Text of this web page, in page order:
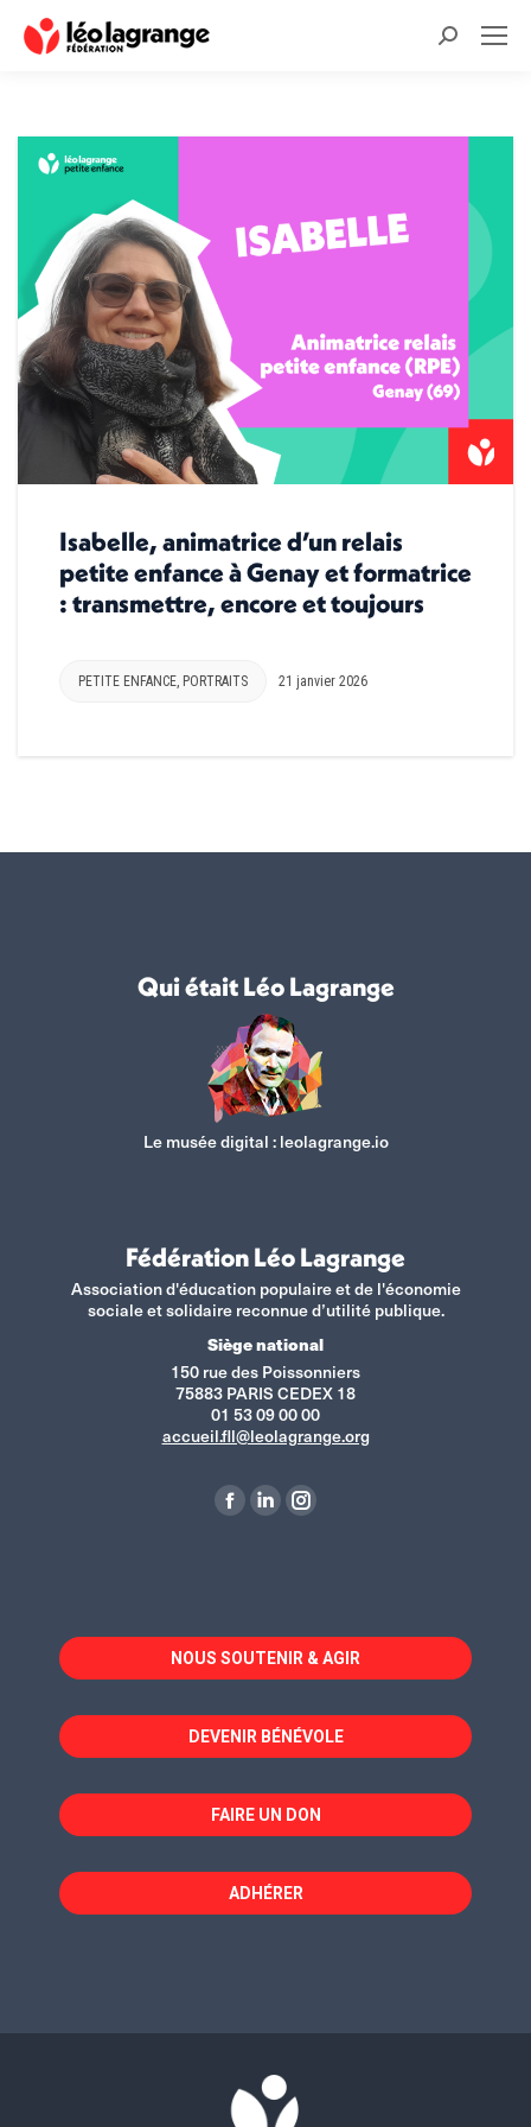
Recherche
Isabelle, animatrice d’un relais
petite enfance à Genay et formatrice
: transmettre, encore et toujours
PETITE ENFANCE, PORTRAITS 21 janvier 2026
Qui était Léo Lagrange
Le musée digital : leolagrange.io
Fédération Léo Lagrange
Association d'éducation populaire et de l'économie
sociale et solidaire reconnue d’utilité publique.
Siège national
150 rue des Poissonniers
75883 PARIS CEDEX 18
01 53 09 00 00
accueil.fll@leolagrange.org
La
dans
une
fenêtre
La
dans
une
fenêtre
La
dans
une
fenêtre
NOUS SOUTENIR & AGIR
DEVENIR BÉNÉVOLE
FAIRE UN DON
ADHÉRER